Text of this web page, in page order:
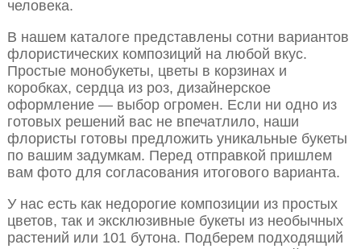
человека.
В нашем каталоге представлены сотни вариантов
флористических композиций на любой вкус.
Простые монобукеты, цветы в корзинах и
коробках, сердца из роз, дизайнерское
оформление — выбор огромен. Если ни одно из
готовых решений вас не впечатлило, наши
флористы готовы предложить уникальные букеты
по вашим задумкам. Перед отправкой пришлем
вам фото для согласования итогового варианта.
У нас есть как недорогие композиции из простых
цветов, так и эксклюзивные букеты из необычных
растений или 101 бутона. Подберем подходящий